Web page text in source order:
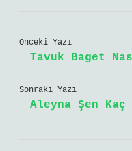
Önceki Yazı
Tavuk Baget
Sonraki Yazı
Aleyna Şen Kaç